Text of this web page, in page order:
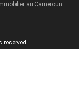
au Cameroun
reserved.